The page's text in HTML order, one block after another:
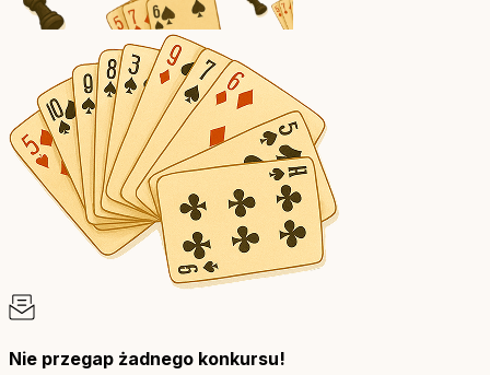
Nie przegap żadnego konkursu!